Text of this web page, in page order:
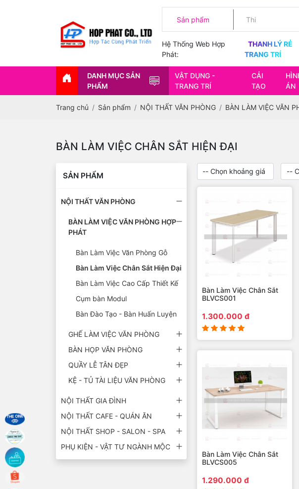
Hệ Thống Web Hợp
Phát:
THANH LÝ RẺ
TRANG TRÍ
DANH MỤC SẢN
PHẨM
VẬT DỤNG -
TRANG TRÍ
CẢI
TẠO
ÁN
Trang chủ Sản phẩm NỘI THẤT VĂN PHÒNG BÀN LÀM VIỆC VĂN
BÀN LÀM VIỆC CHÂN SẮT HIỆN ĐẠI
SẢN PHẨM
NỘI THẤT VĂN PHÒNG
BÀN LÀM VIỆC VĂN PHÒNG HỢP
PHÁT
Bàn Làm Việc Văn Phòng Gỗ
Bàn Làm Việc Chân Sắt Hiện Đại
Bàn Làm Việc Cao Cấp Thiết Kế
Cụm bàn Modul
Bàn Đào Tạo - Bàn Huấn Luyện
GHẾ LÀM VIỆC VĂN PHÒNG
BÀN HỌP VĂN PHÒNG
QUẦY LỄ TÂN ĐẸP
KỆ - TỦ TÀI LIỆU VĂN PHÒNG
NỘI THẤT GIA ĐÌNH
NỘI THẤT CAFE - QUÁN ĂN
NỘI THẤT SHOP - SALON - SPA
PHỤ KIỆN - VẬT TƯ NGÀNH MỘC
Bàn Làm Việc Chân Sắt
BLVCS001
1.300.000 đ
Bàn Làm Việc Chân Sắt
BLVCS005
1.290.000 đ